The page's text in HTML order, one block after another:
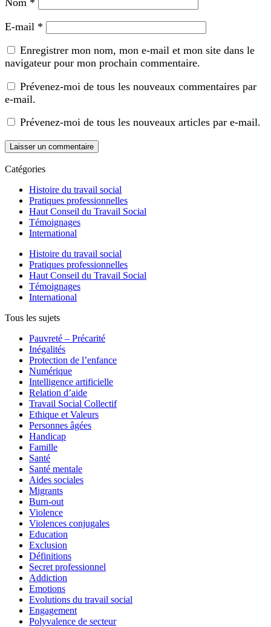
E-mail *
Enregistrer mon nom, mon e-mail et mon site dans le
navigateur pour mon prochain commentaire.
Prévenez-moi de tous les nouveaux commentaires par
e-mail.
Prévenez-moi de tous les nouveaux articles par e-mail.
Catégories
Histoire du travail social
Pratiques professionnelles
Haut Conseil du Travail Social
Témoignages
International
Histoire du travail social
Pratiques professionnelles
Haut Conseil du Travail Social
Témoignages
International
Tous les sujets
Pauvreté – Précarité
Inégalités
Protection de l’enfance
Numérique
Intelligence artificielle
Relation d’aide
Travail Social Collectif
Ethique et Valeurs
Personnes âgées
Handicap
Famille
Santé
Santé mentale
Aides sociales
Migrants
Burn-out
Violence
Violences conjugales
Education
Exclusion
Définitions
Secret professionnel
Addiction
Emotions
Evolutions du travail social
Engagement
Polyvalence de secteur